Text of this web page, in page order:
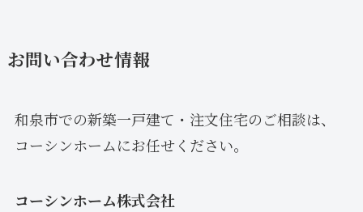
お問い合わせ情報
和泉市での新築一戸建て・注文住宅のご相談は、
コーシンホームにお任せください。
コーシンホーム株式会社